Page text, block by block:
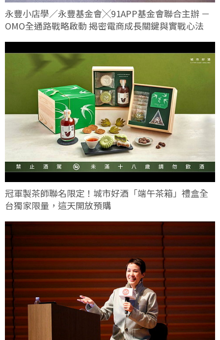
永豐小店學／永豐基金會╳91APP基金會聯合主辦 －
OMO全通路戰略啟動 揭密電商成長關鍵與實戰心法
冠軍製茶師聯名限定！城市好酒「端午茶箱」禮盒全
台獨家限量，這天開放預購